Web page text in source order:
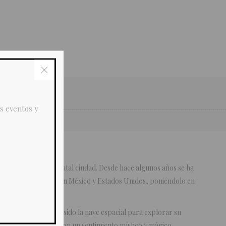
de ésta su natal ciudad. Desde hace algunos años se ha
marcas en México y Estados Unidos, poniéndolo en
y la pintura han sido la nave espacial para explorar su
eventos y